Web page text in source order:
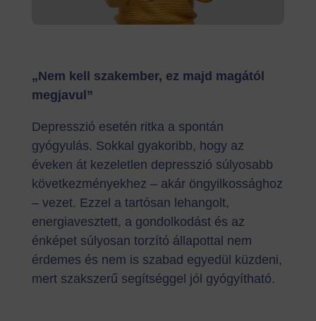
„Nem kell szakember, ez majd magától
megjavul”
Depresszió esetén ritka a spontán
gyógyulás. Sokkal gyakoribb, hogy az
éveken át kezeletlen depresszió súlyosabb
következményekhez – akár öngyilkossághoz
– vezet. Ezzel a tartósan lehangolt,
energiavesztett, a gondolkodást és az
énképet súlyosan torzító állapottal nem
érdemes és nem is szabad egyedül küzdeni,
mert szakszerű segítséggel jól gyógyítható.